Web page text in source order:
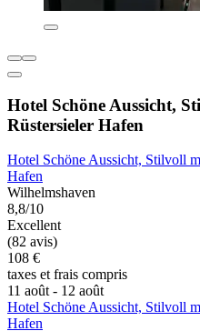
Hotel Schöne Aussicht,
Rüstersieler Hafen
Hotel Schöne Aussicht, Stilvoll
Hafen
Wilhelmshaven
8,8/10
Excellent
(82 avis)
108 €
taxes et frais compris
11 août - 12 août
Hotel Schöne Aussicht, Stilvoll
Hafen